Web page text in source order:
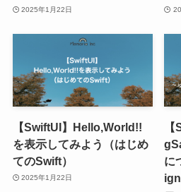
2025年1月22日
【SwiftUI】Hello,World!!
を表示してみよう（はじめ
てのSwift）
2025年1月22日
に